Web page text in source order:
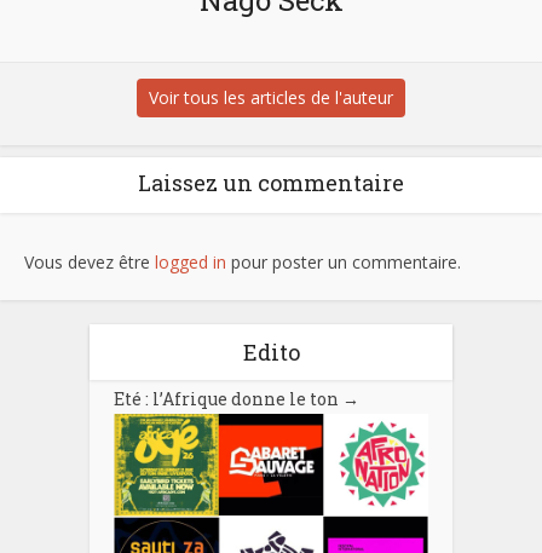
Voir tous les articles de l'auteur
Laissez un commentaire
Vous devez être logged in pour poster un commentaire.
Edito
Eté : l’Afrique donne le ton →